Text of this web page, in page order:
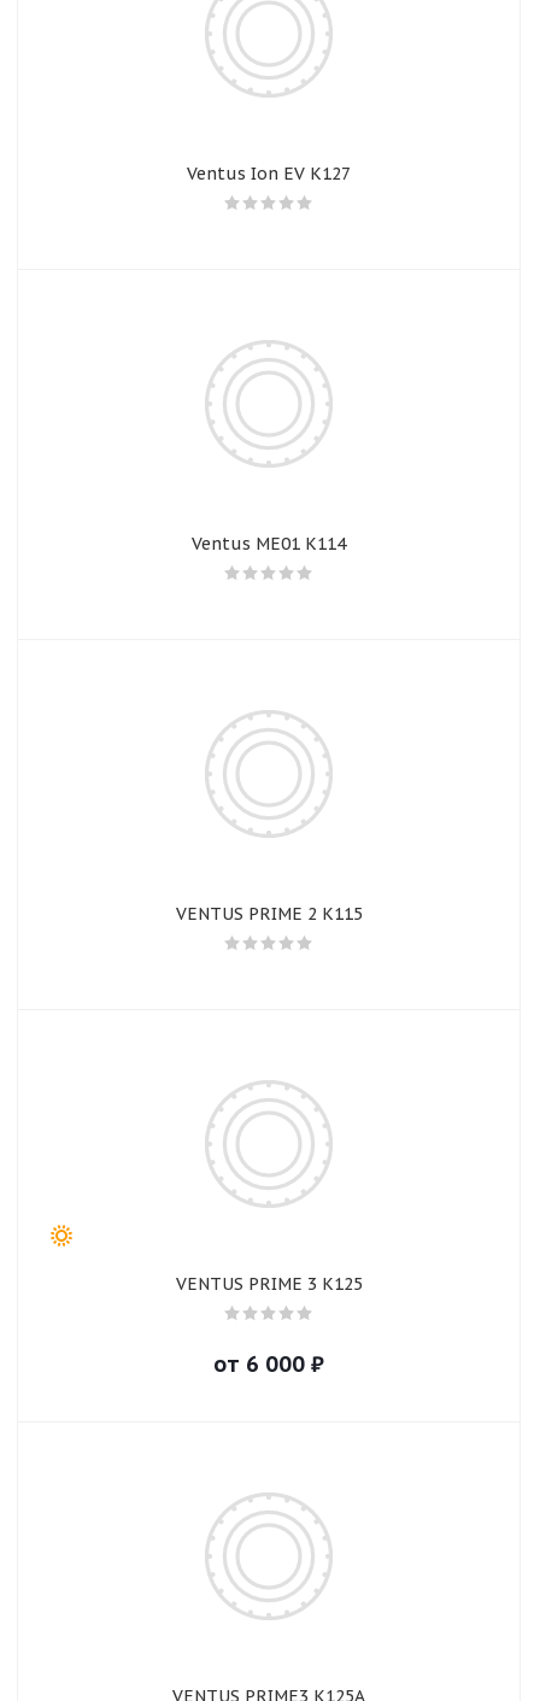
Ventus Ion EV K127
Ventus ME01 K114
VENTUS PRIME 2 K115
VENTUS PRIME 3 K125
от 6 000 ₽
VENTUS PRIME3 K125A